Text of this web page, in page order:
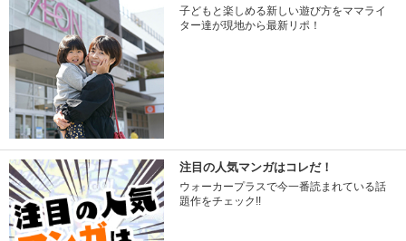
子どもと楽しめる新しい遊び方をママライ
ター達が現地から最新リポ！
注目の人気マンガはコレだ！
ウォーカープラスで今一番読まれている話
題作をチェック!!